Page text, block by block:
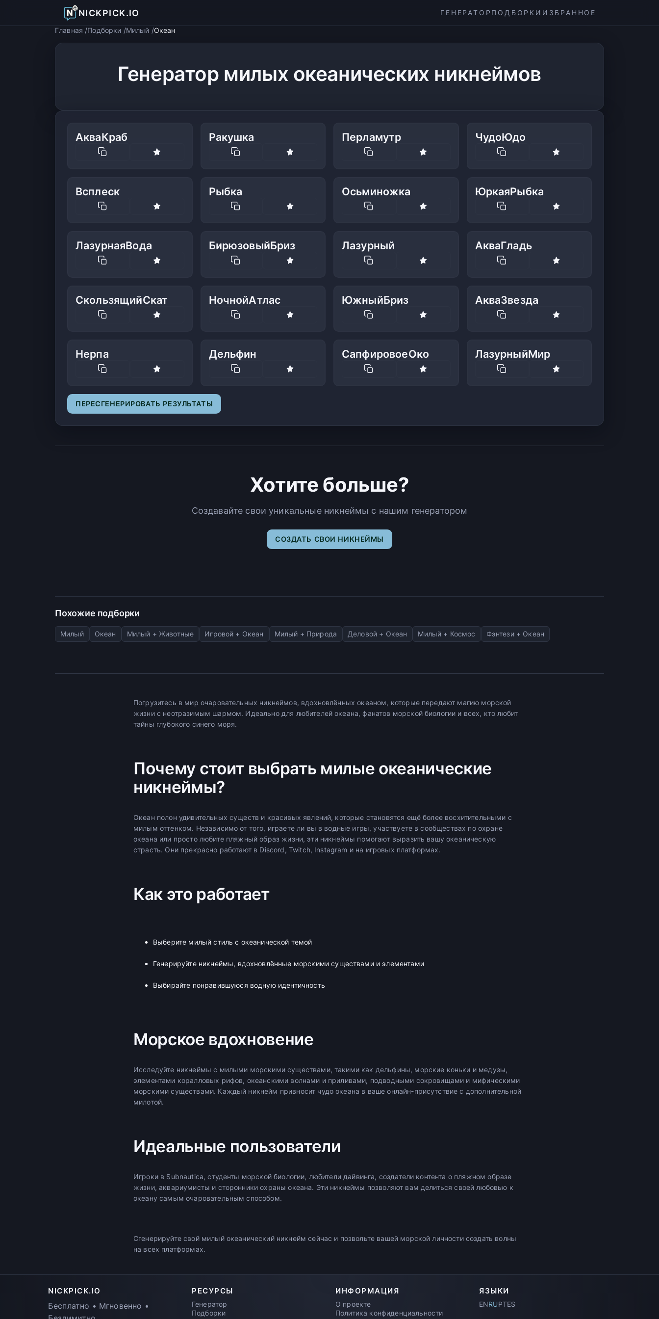
NICKPICK.IO ГЕНЕРАТОР ПОДБОРКИ ИЗБРАННОЕ
Главная Подборки Милый Океан
Генератор милых океанических никнеймов
АкваКраб Ракушка Перламутр ЧудоЮдо
Всплеск Рыбка Осьминожка ЮркаяРыбка
ЛазурнаяВода БирюзовыйБриз Лазурный АкваГладь
СкользящийСкат НочнойАтлас ЮжныйБриз АкваЗвезда
Нерпа Дельфин СапфировоеОко ЛазурныйМир
ПЕРЕСГЕНЕРИРОВАТЬ РЕЗУЛЬТАТЫ
Хотите больше?
Создавайте свои уникальные никнеймы с нашим генератором
СОЗДАТЬ СВОИ НИКНЕЙМЫ
Похожие подборки
Милый Океан Милый + Животные Игровой + Океан Милый + Природа Деловой + Океан Милый + Космос Фэнтези + Океан
Погрузитесь в мир очаровательных никнеймов, вдохновлённых океаном, которые передают магию морской
жизни с неотразимым шармом. Идеально для любителей океана, фанатов морской биологии и всех, кто любит
тайны глубокого синего моря.
Почему стоит выбрать милые океанические
никнеймы?
Океан полон удивительных существ и красивых явлений, которые становятся ещё более восхитительными с
милым оттенком. Независимо от того, играете ли вы в водные игры, участвуете в сообществах по охране
океана или просто любите пляжный образ жизни, эти никнеймы помогают выразить вашу океаническую
страсть. Они прекрасно работают в Discord, Twitch, Instagram и на игровых платформах.
Как это работает
Выберите милый стиль с океанической темой
Генерируйте никнеймы, вдохновлённые морскими существами и элементами
Выбирайте понравившуюся водную идентичность
Морское вдохновение
Исследуйте никнеймы с милыми морскими существами, такими как дельфины, морские коньки и медузы,
элементами коралловых рифов, океанскими волнами и приливами, подводными сокровищами и мифическими
морскими существами. Каждый никнейм привносит чудо океана в ваше онлайн-присутствие с дополнительной
милотой.
Идеальные пользователи
Игроки в Subnautica, студенты морской биологии, любители дайвинга, создатели контента о пляжном образе
жизни, аквариумисты и сторонники охраны океана. Эти никнеймы позволяют вам делиться своей любовью к
океану самым очаровательным способом.
Сгенерируйте свой милый океанический никнейм сейчас и позвольте вашей морской личности создать волны
на всех платформах.
NICKPICK.IO
Бесплатно • Мгновенно •
РЕСУРСЫ
Генератор
Подборки
ИНФОРМАЦИЯ
О проекте
Политика конфиденциальности
ЯЗЫКИ
ENRUPTES